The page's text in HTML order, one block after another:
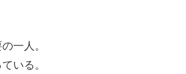
一人。
いる。